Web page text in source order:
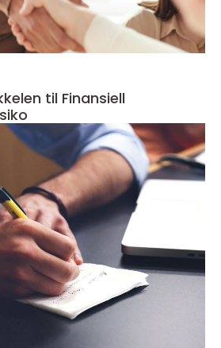
til Finansiell